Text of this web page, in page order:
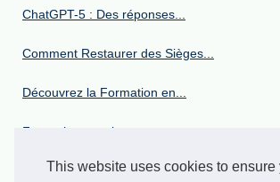
This website uses cookies to ensure
ChatGPT-5 : Des réponses...
Comment Restaurer des Sièges...
Découvrez la Formation en...
Formationcovering.com :...
Certification RS7091 : Votre...